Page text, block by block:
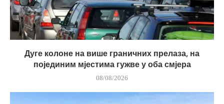
Дуге колоне на више граничних прелаза, на
појединим мјестима гужве у оба смјера
08/08/2026